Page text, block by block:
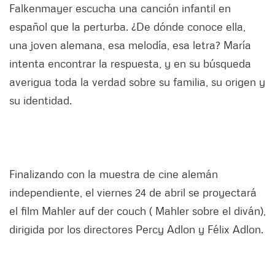
Falkenmayer escucha una canción infantil en
español que la perturba. ¿De dónde conoce ella,
una joven alemana, esa melodía, esa letra? María
intenta encontrar la respuesta, y en su búsqueda
averigua toda la verdad sobre su familia, su origen y
su identidad.
Finalizando con la muestra de cine alemán
independiente, el viernes 24 de abril se proyectará
el film Mahler auf der couch ( Mahler sobre el diván),
dirigida por los directores Percy Adlon y Félix Adlon.